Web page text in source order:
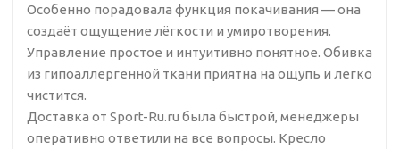
Особенно порадовала функция покачивания — она
создаёт ощущение лёгкости и умиротворения.
Управление простое и интуитивно понятное. Обивка
из гипоаллергенной ткани приятна на ощупь и легко
чистится.
Доставка от Sport-Ru.ru была быстрой, менеджеры
оперативно ответили на все вопросы. Кресло